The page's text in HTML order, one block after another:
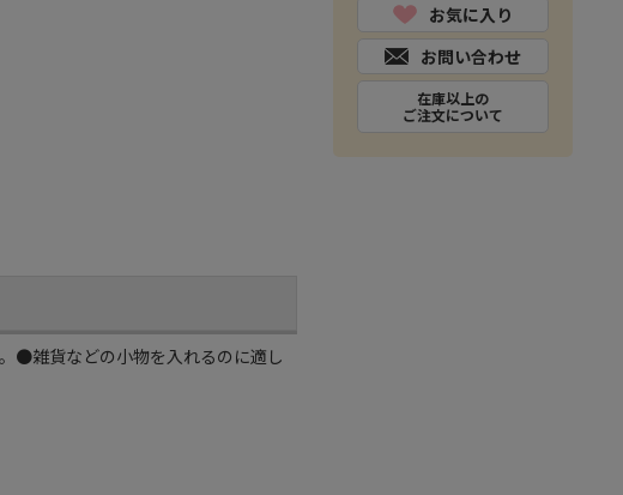
●雑貨などの小物を入れるのに適し
お気に入り
お問い合わせ
在庫以上の
ご注文について